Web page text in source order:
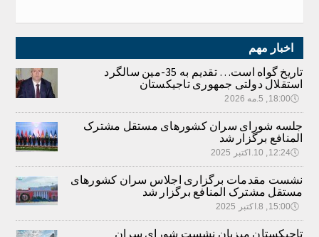
اخبار مهم
تاریخ گواه است… تقدیم به 35-مین سالگرد
استقلال دولتی جمهوری تاجیکستان
🕔18:00, 5.مه 2026
جلسه شورای سران کشورهای مستقل مشترک
المنافع برگزار شد
🕔12:24, 10.اکتبر 2025
نشست مقدمات برگزاری اجلاس سران کشورهای
مستقل مشترک المنافع برگزار شد
🕔15:00, 8.اکتبر 2025
تاجیکستان میزبان نشست شورای سران